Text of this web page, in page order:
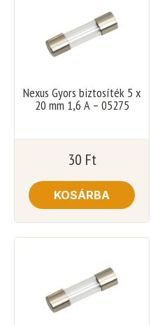
Nexus Gyors biztosíték 5 x
20 mm 1,6 A – 05275
30 Ft
KOSÁRBA